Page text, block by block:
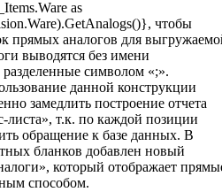
as
чтобы
прямых аналогов для
выводятся без имени
разделенные символом «;».
данной конструкции
замедлить построение отчета
листа», т.к. по каждой позиции
обращение к базе данных. В
бланков добавлен новый
который отображает
способом.